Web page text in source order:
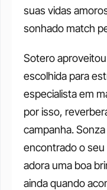
suas vidas
sonhado match
Sotero
escolhida para
especialista em
por isso,
campanha.
encontrado o
adora uma boa
ainda quando